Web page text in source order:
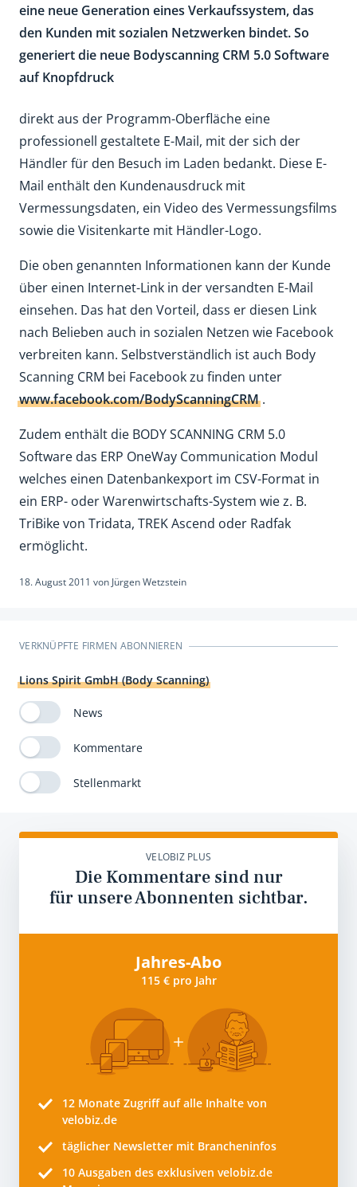
eine neue Generation eines Verkaufssystem, das
den Kunden mit sozialen Netzwerken bindet. So
generiert die neue Bodyscanning CRM 5.0 Software
auf Knopfdruck
direkt aus der Programm-Oberfläche eine
professionell gestaltete E-Mail, mit der sich der
Händler für den Besuch im Laden bedankt. Diese E-
Mail enthält den Kundenausdruck mit
Vermessungsdaten, ein Video des Vermessungsfilms
sowie die Visitenkarte mit Händler-Logo.
Die oben genannten Informationen kann der Kunde
über einen Internet-Link in der versandten E-Mail
einsehen. Das hat den Vorteil, dass er diesen Link
nach Belieben auch in sozialen Netzen wie Facebook
verbreiten kann. Selbstverständlich ist auch Body
Scanning CRM bei Facebook zu finden unter
www.facebook.com/BodyScanningCRM.
Zudem enthält die BODY SCANNING CRM 5.0
Software das ERP OneWay Communication Modul
welches einen Datenbankexport im CSV-Format in
ein ERP- oder Warenwirtschafts-System wie z. B.
TriBike von Tridata, TREK Ascend oder Radfak
ermöglicht.
18. August 2011 von Jürgen Wetzstein
VERKNÜPFTE FIRMEN ABONNIEREN
Lions Spirit GmbH (Body Scanning)
News
Kommentare
Stellenmarkt
VELOBIZ PLUS
Die Kommentare sind nur
für unsere Abonnenten sichtbar.
Jahres-Abo
115 € pro Jahr
12 Monate Zugriff auf alle Inhalte von
velobiz.de
täglicher Newsletter mit Brancheninfos
10 Ausgaben des exklusiven velobiz.de